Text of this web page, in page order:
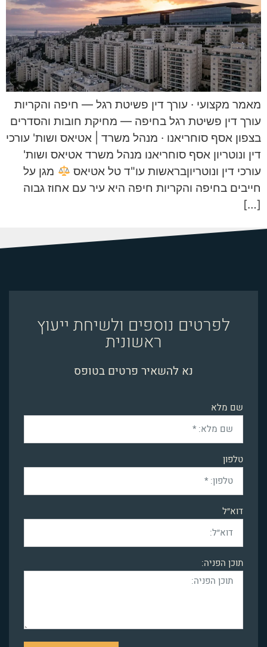
מאמר מקצועי · עורך דין פשיטת רגל — חיפה והקריות
עורך דין פשיטת רגל בחיפה — מחיקת חובות והסדרים
בצפון אסף סוחריאנו · מנהל משרד | אטיאס ושות' עורכי
דין ונוטריון אסף סוחריאנו מנהל משרד אטיאס ושות'
עורכי דין ונוטריוןבראשות עו"ד טל אטיאס
מגן על
חייבים בחיפה והקריות חיפה היא עיר עם אחוז גבוה
[…]
לפרטים נוספים ולשיחת ייעוץ
ראשונית
נא להשאיר פרטים בטופס
שם מלא
טלפון
דוא״ל
תוכן הפניה: